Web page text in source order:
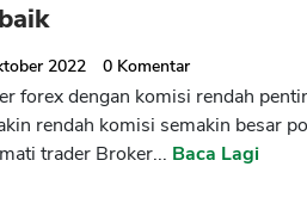
2022 0 Komentar
forex dengan komisi rendah
rendah komisi semakin besar
trader Broker... Baca Lagi